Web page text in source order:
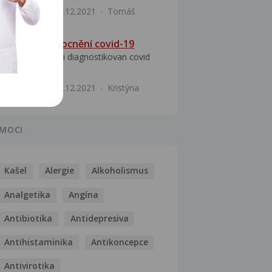
Infekce
15.12.2021 Tomáš
Průběh onemocnění covid-19
Dobrý den byl mi diagnostikovan covid
12.12.2021 Kristýna
Kašel Alergie Alkoholismus
Analgetika Angína
Antibiotika Antidepresiva
Antihistaminika Antikoncepce
Antivirotika